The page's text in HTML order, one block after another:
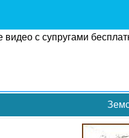
видео с супругами